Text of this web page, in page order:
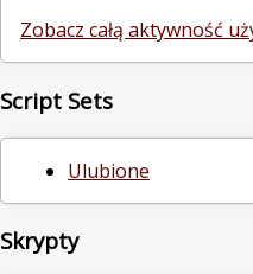
Zobacz całą aktywność
Script Sets
Ulubione
Skrypty